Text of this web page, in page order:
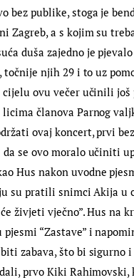
bez publike, stoga je
Zagreb, a s kojim su
duša zajedno je
točnije njih 29 i to uz
ovu večer učinili još
članova Parnog
ovaj koncert, prvi
se ovo moralo učiniti
Hus nakon uvodne
su pratili snimci Akija u
živjeti vječno”. Hus na
“Zastave” i
zabava, što bi sigurno
prvo Kiki Rahimovski,